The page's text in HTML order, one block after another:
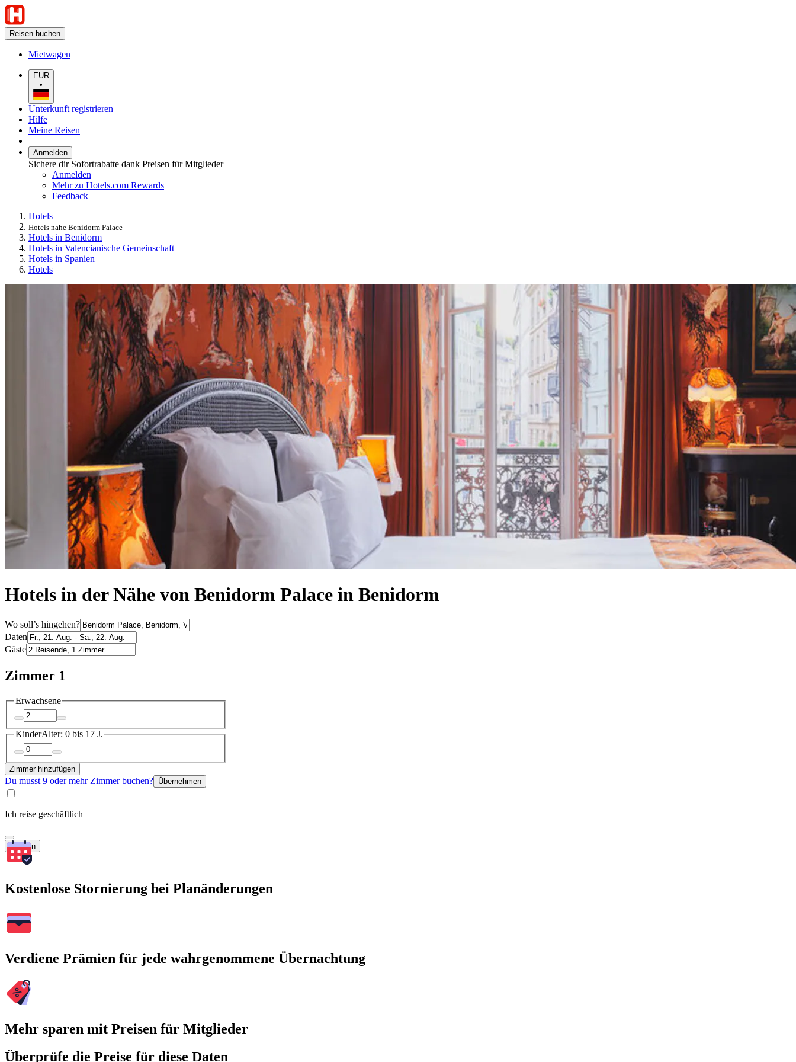
Reisen buchen
Mietwagen
EUR
•
Unterkunft registrieren
Hilfe
Meine Reisen
Anmelden
Sichere dir Sofortrabatte dank Preisen für Mitglieder
Anmelden
Mehr zu Hotels.com Rewards
Feedback
Hotels
Hotels nahe Benidorm Palace
Hotels in Benidorm
Hotels in Valencianische Gemeinschaft
Hotels in Spanien
Hotels
Hotels in der Nähe von Benidorm Palace in Benidorm
Wo soll’s hingehen?
Daten
Gäste
Zimmer 1
Erwachsene
KinderAlter: 0 bis 17 J.
Zimmer hinzufügen
Du musst 9 oder mehr Zimmer buchen? Übernehmen
Ich reise geschäftlich
Suchen
Kostenlose Stornierung bei Planänderungen
Verdiene Prämien für jede wahrgenommene Übernachtung
Mehr sparen mit Preisen für Mitglieder
Überprüfe die Preise für diese Daten